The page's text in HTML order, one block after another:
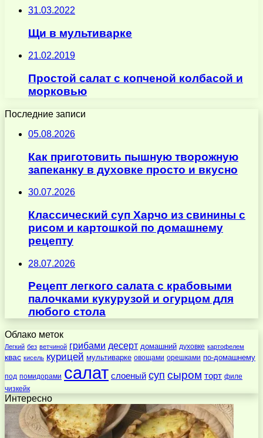
31.03.2022
Щи в мультиварке
21.02.2019
Простой салат с копченой колбасой и
морковью
Последние записи
05.08.2026
Как приготовить пышную творожную
запеканку в духовке просто и вкусно
30.07.2026
Классический суп Харчо из свинины с
рисом и картошкой по домашнему
рецепту
28.07.2026
Рецепт легкого салата с крабовыми
палочками кукурузой и огурцом для
любого стола
Облако меток
Легкий без ветчиной грибами десерт домашний духовке картофелем
квас кисель курицей мультиварке овощами орешками по-домашнему
под помидорами салат слоеный суп сыром торт филе
чизкейк
Интересно